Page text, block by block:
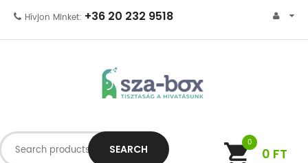
Hívjon Minket: +36 20 232 9518
SEARCH 0
0 FT